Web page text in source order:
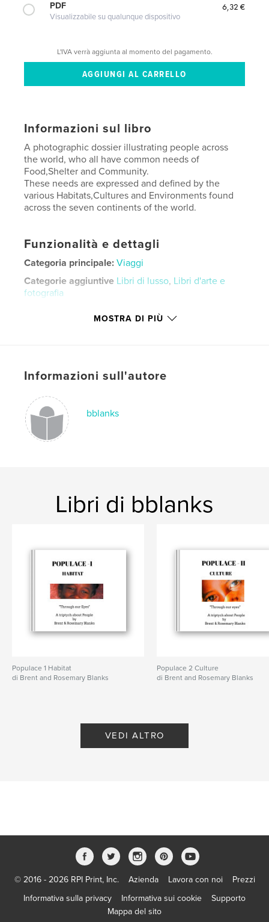
PDF
Visualizzabile su qualunque dispositivo
6,32 €
L'IVA verrà aggiunta al momento del pagamento.
Informazioni sul libro
A photographic dossier illustrating people across
the world, who all have common needs of
Food,Shelter and Community.
These needs are expressed and defined by the
various Habitats,Cultures and Environments found
across the seven continents of the world.
Funzionalità e dettagli
Categoria principale: Viaggi
Categorie aggiuntive Libri di lusso, Libri d'arte e
fotografia
Orizzontale standard, 25×20
LinguaEnglish
Community
MOSTRA DI PIÙ
Informazioni sull'autore
bblanks
Libri di bblanks
Populace 1 Habitat
di Brent and Rosemary Blanks
Populace 2 Culture
di Brent and Rosemary Blanks
VEDI ALTRO
© 2016 - 2026 RPI Print, Inc. Azienda Lavora con noi
Prezzi
Informativa sulla privacy
Informativa sui cookie
Supporto
Mappa del sito